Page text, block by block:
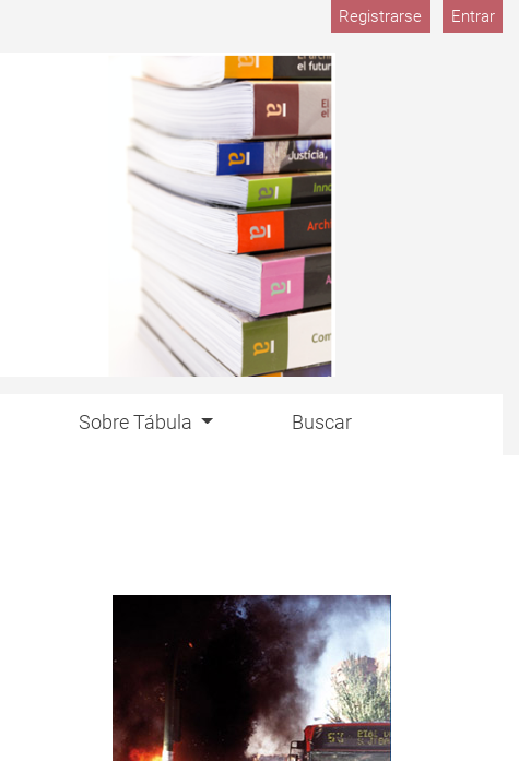
Registrarse Entrar
Sobre Tábula Buscar